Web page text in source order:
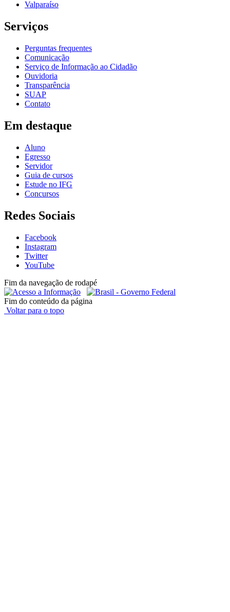
Valparaíso
Serviços
Perguntas frequentes
Comunicação
Serviço de Informação ao Cidadão
Ouvidoria
Transparência
SUAP
Contato
Em destaque
Aluno
Egresso
Servidor
Guia de cursos
Estude no IFG
Concursos
Redes Sociais
Facebook
Instagram
Twitter
YouTube
Fim da navegação de rodapé
Fim do conteúdo da página
Voltar para o topo